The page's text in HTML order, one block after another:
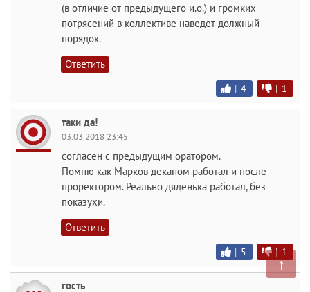
(в отличие от предыдущего и.о.) и громких
потрясений в коллективе наведет должный
порядок.
Ответить
| 4 | 1
таки да!
03.03.2018 23:45
согласен с предыдущим оратором.
Помню как Марков деканом работал и после
проректором. Реально дяденька работал, без
показухи.
Ответить
| 5 | 1
гость
↑